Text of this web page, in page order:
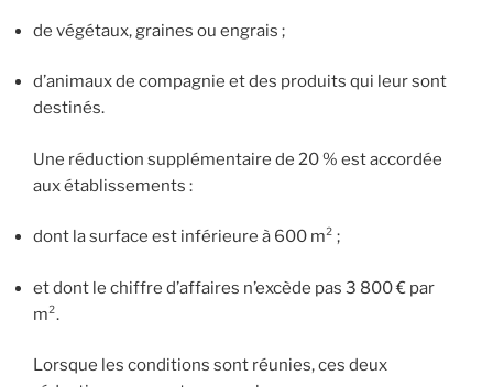
de végétaux, graines ou engrais ;
d’animaux de compagnie et des produits qui leur sont
destinés.
Une réduction supplémentaire de 20 % est accordée
aux établissements :
dont la surface est inférieure à 600 m² ;
et dont le chiffre d’affaires n’excède pas 3 800 € par
m².
Lorsque les conditions sont réunies, ces deux